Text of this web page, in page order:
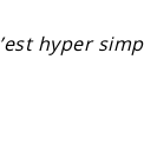
hyper